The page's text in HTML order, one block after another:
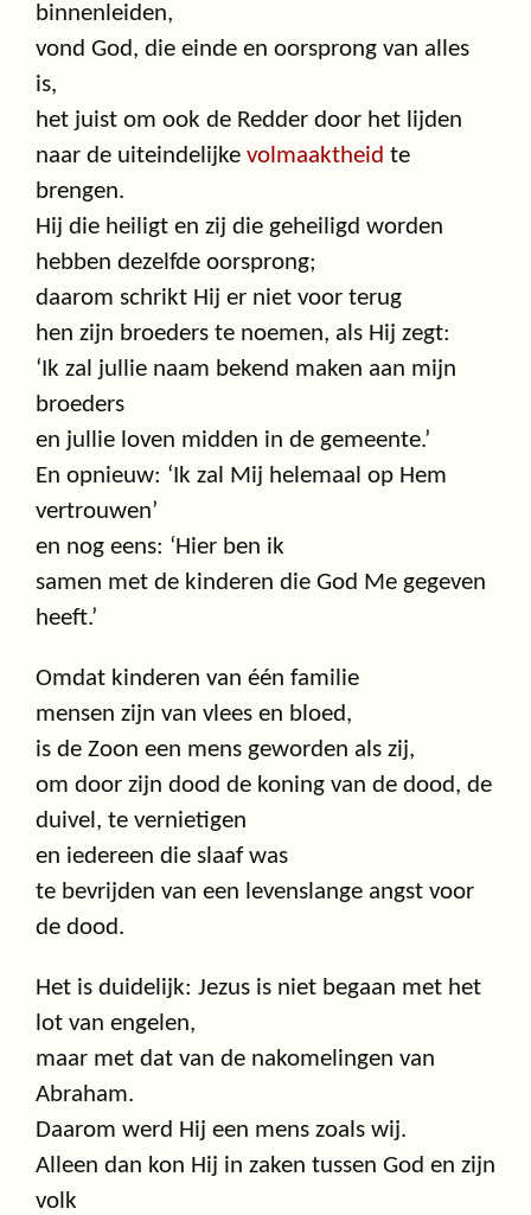
binnenleiden,
vond God, die einde en oorsprong van alles
is,
het juist om ook de Redder door het lijden
naar de uiteindelijke volmaaktheid te
brengen.
Hij die heiligt en zij die geheiligd worden
hebben dezelfde oorsprong;
daarom schrikt Hij er niet voor terug
hen zijn broeders te noemen, als Hij zegt:
‘Ik zal jullie naam bekend maken aan mijn
broeders
en jullie loven midden in de gemeente.’
En opnieuw: ‘Ik zal Mij helemaal op Hem
vertrouwen’
en nog eens: ‘Hier ben ik
samen met de kinderen die God Me gegeven
heeft.’
Omdat kinderen van één familie
mensen zijn van vlees en bloed,
is de Zoon een mens geworden als zij,
om door zijn dood de koning van de dood, de
duivel, te vernietigen
en iedereen die slaaf was
te bevrijden van een levenslange angst voor
de dood.
Het is duidelijk: Jezus is niet begaan met het
lot van engelen,
maar met dat van de nakomelingen van
Abraham.
Daarom werd Hij een mens zoals wij.
Alleen dan kon Hij in zaken tussen God en zijn
volk